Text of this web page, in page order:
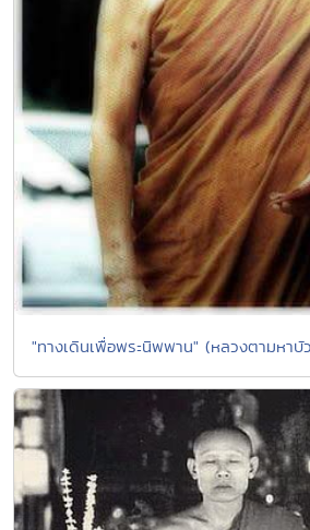
"ทางเดินเพื่อพระนิพพาน" (หลวงตามหา